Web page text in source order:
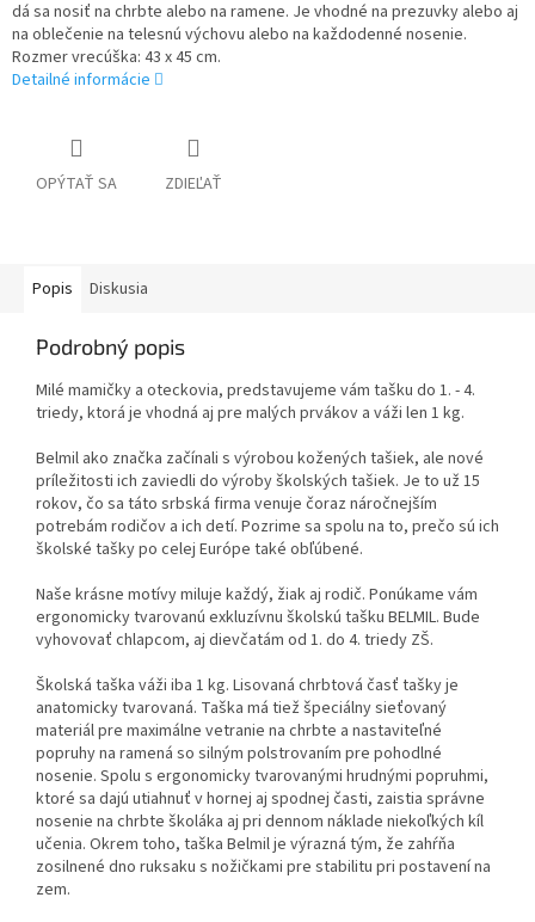
dá sa nosiť na chrbte alebo na ramene. Je vhodné na prezuvky alebo aj
na oblečenie na telesnú výchovu alebo na každodenné nosenie.
Rozmer vrecúška: 43 x 45 cm.
Detailné informácie
OPÝTAŤ SA ZDIEĽAŤ
Popis Diskusia
Podrobný popis
Milé mamičky a oteckovia, predstavujeme vám tašku do 1. - 4.
triedy, ktorá je vhodná aj pre malých prvákov a váži len 1 kg.
Belmil ako značka začínali s výrobou kožených tašiek, ale nové
príležitosti ich zaviedli do výroby školských tašiek. Je to už 15
rokov, čo sa táto srbská firma venuje čoraz náročnejším
potrebám rodičov a ich detí. Pozrime sa spolu na to, prečo sú ich
školské tašky po celej Európe také obľúbené.
Naše krásne motívy miluje každý, žiak aj rodič. Ponúkame vám
ergonomicky tvarovanú exkluzívnu školskú tašku BELMIL. Bude
vyhovovať chlapcom, aj dievčatám od 1. do 4. triedy ZŠ.
Školská taška váži iba 1 kg. Lisovaná chrbtová časť tašky je
anatomicky tvarovaná. Taška má tiež špeciálny sieťovaný
materiál pre maximálne vetranie na chrbte a nastaviteľné
popruhy na ramená so silným polstrovaním pre pohodlné
nosenie. Spolu s ergonomicky tvarovanými hrudnými popruhmi,
ktoré sa dajú utiahnuť v hornej aj spodnej časti, zaistia správne
nosenie na chrbte školáka aj pri dennom náklade niekoľkých kíl
učenia. Okrem toho, taška Belmil je výrazná tým, že zahŕňa
zosilnené dno ruksaku s nožičkami pre stabilitu pri postavení na
zem.